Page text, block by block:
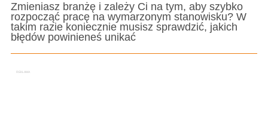
Zmieniasz branżę i zależy Ci na tym, aby szybko
rozpocząć pracę na wymarzonym stanowisku? W
takim razie koniecznie musisz sprawdzić, jakich
błędów powinieneś unikać